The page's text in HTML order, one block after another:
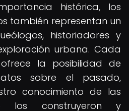
histórica, los
también representan un
historiadores y
urbana. Cada
la posibilidad de
sobre el pasado,
conocimiento de las
los construyeron y